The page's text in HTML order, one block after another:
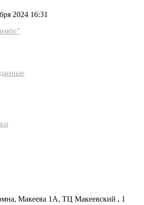
2024 16:31
Макеева 1А, ТЦ Макеевский , 1